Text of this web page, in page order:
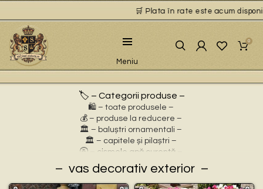
🛒 Plata în rate este acum
Meniu
0
🏷️ – Categorii produse –
🛍️ – toate produsele –
💰 – produse la reducere –
🏛 – baluștri ornamentali –
🏛 – capitele și pilaștri –
🚰 – cișmele apă curentă –
⛲ – fântâni arteziene –
🎀 – idei de cadouri –
🪴 – jardiniere cu personaje –
vas decorativ exterior